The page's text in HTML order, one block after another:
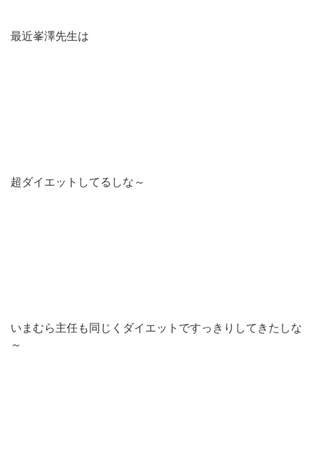
最近峯澤先生は
超ダイエットしてるしな～
いまむら主任も同じくダイエットですっきりしてきたしな
～